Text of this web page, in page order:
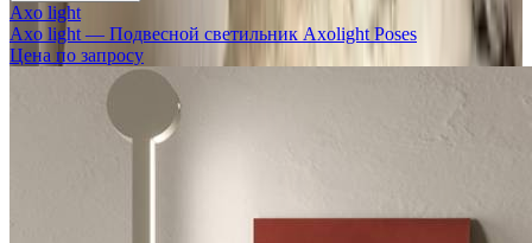
Axo light
Axo light — Подвесной светильник Axolight Poses
Цена по запросу